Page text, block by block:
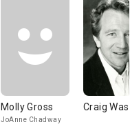
Molly Gross
JoAnne Chadway
Craig